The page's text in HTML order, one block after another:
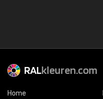
RALkleuren.com
Home